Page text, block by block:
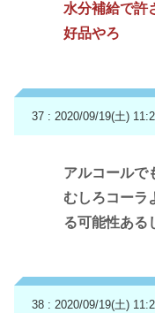
水分補給で許
好品やろ
37 : 2020/09/19(土)
アルコールで
むしろコーラ
る可能性ある
38 : 2020/09/19(土)